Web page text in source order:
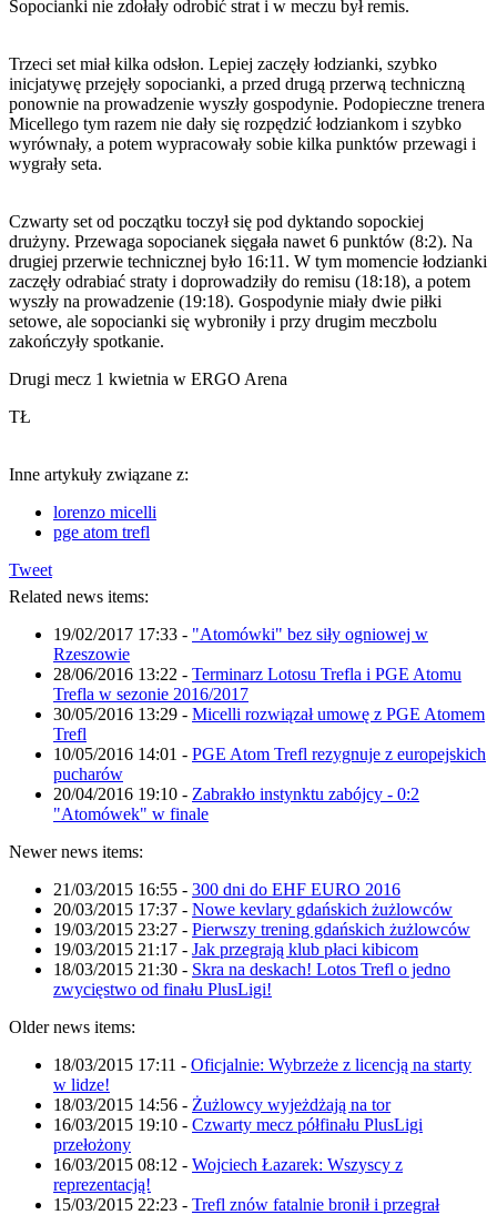
Sopocianki nie zdołały odrobić strat i w meczu był remis.
Trzeci set miał kilka odsłon. Lepiej zaczęły łodzianki, szybko
inicjatywę przejęły sopocianki, a przed drugą przerwą techniczną
ponownie na prowadzenie wyszły gospodynie. Podopieczne trenera
Micellego tym razem nie dały się rozpędzić łodziankom i szybko
wyrównały, a potem wypracowały sobie kilka punktów przewagi i
wygrały seta.
Czwarty set od początku toczył się pod dyktando sopockiej
drużyny. Przewaga sopocianek sięgała nawet 6 punktów (8:2). Na
drugiej przerwie technicznej było 16:11. W tym momencie łodzianki
zaczęły odrabiać straty i doprowadziły do remisu (18:18), a potem
wyszły na prowadzenie (19:18). Gospodynie miały dwie piłki
setowe, ale sopocianki się wybroniły i przy drugim meczbolu
zakończyły spotkanie.
Drugi mecz 1 kwietnia w ERGO Arena
TŁ
Inne artykuły związane z:
lorenzo micelli
pge atom trefl
Tweet
Related news items:
19/02/2017 17:33 - "Atomówki" bez siły ogniowej w
Rzeszowie
28/06/2016 13:22 - Terminarz Lotosu Trefla i PGE Atomu
Trefla w sezonie 2016/2017
30/05/2016 13:29 - Micelli rozwiązał umowę z PGE Atomem
Trefl
10/05/2016 14:01 - PGE Atom Trefl rezygnuje z europejskich
pucharów
20/04/2016 19:10 - Zabrakło instynktu zabójcy - 0:2
"Atomówek" w finale
Newer news items:
21/03/2015 16:55 - 300 dni do EHF EURO 2016
20/03/2015 17:37 - Nowe kevlary gdańskich żużlowców
19/03/2015 23:27 - Pierwszy trening gdańskich żużlowców
19/03/2015 21:17 - Jak przegrają klub płaci kibicom
18/03/2015 21:30 - Skra na deskach! Lotos Trefl o jedno
zwycięstwo od finału PlusLigi!
Older news items:
18/03/2015 17:11 - Oficjalnie: Wybrzeże z licencją na starty
w lidze!
18/03/2015 14:56 - Żużlowcy wyjeżdżają na tor
16/03/2015 19:10 - Czwarty mecz półfinału PlusLigi
przełożony
16/03/2015 08:12 - Wojciech Łazarek: Wszyscy z
reprezentacją!
15/03/2015 22:23 - Trefl znów fatalnie bronił i przegrał